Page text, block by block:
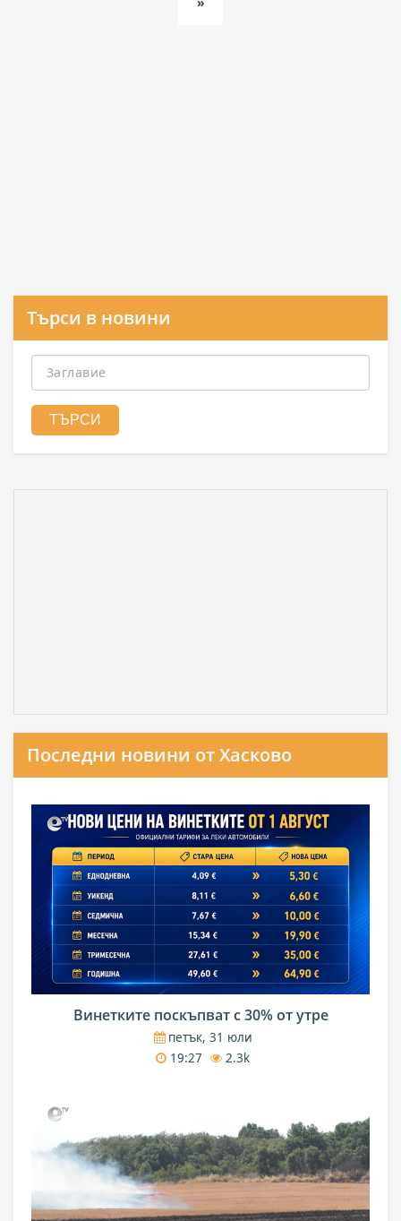
Търси в новини
Последни новини от Хасково
Винетките поскъпват с 30% от утре
петък, 31 юли
19:27
2.3k